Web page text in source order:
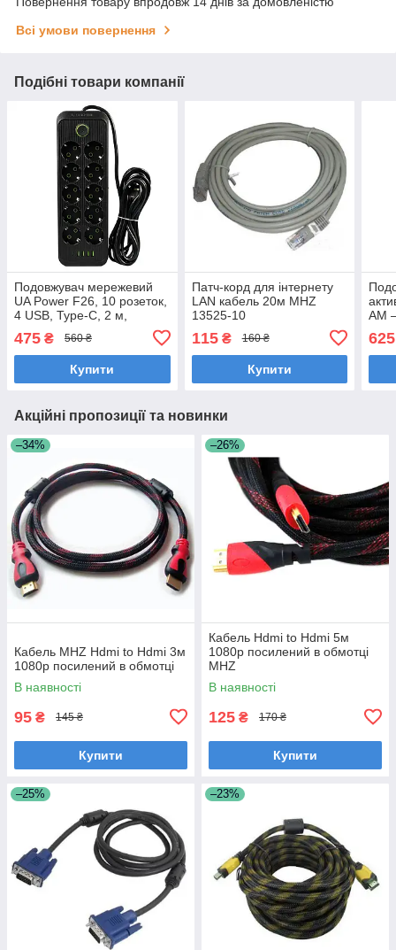
Всі умови повернення
Подібні товари компанії
Подовжувач мережевий
UA Power F26, 10 розеток,
4 USB, Type-C, 2 м,
475 ₴ 560 ₴
Купити
Патч-корд для інтернету
LAN кабель 20м MHZ
13525-10
115₴ 160 ₴
Купити
AM
625
Акційні пропозиції та новинки
–34%
Кабель MHZ Hdmi to Hdmi 3м
1080p посилений в обмотці
В наявності
95 ₴ 145 ₴
Купити
–26%
Кабель Hdmi to Hdmi 5м
1080p посилений в обмотці
MHZ
В наявності
125 ₴ 170 ₴
Купити
–25% –23%